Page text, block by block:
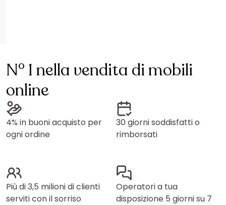
N° 1 nella vendita di mobili
online
4% in buoni acquisto per
ogni ordine
30 giorni soddisfatti o
rimborsati
Più di 3,5 milioni di clienti
serviti con il sorriso
Operatori a tua
disposizione 5 giorni su 7